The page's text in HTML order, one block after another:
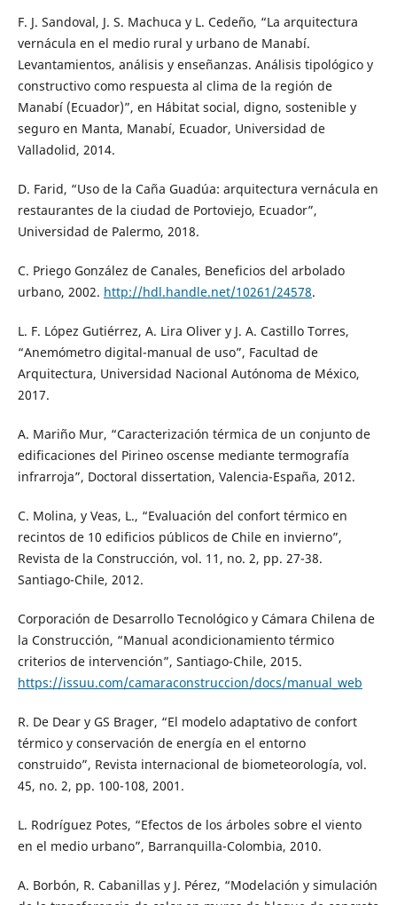
F. J. Sandoval, J. S. Machuca y L. Cedeño, “La arquitectura
vernácula en el medio rural y urbano de Manabí.
Levantamientos, análisis y enseñanzas. Análisis tipológico y
constructivo como respuesta al clima de la región de
Manabí (Ecuador)”, en Hábitat social, digno, sostenible y
seguro en Manta, Manabí, Ecuador, Universidad de
Valladolid, 2014.
D. Farid, “Uso de la Caña Guadúa: arquitectura vernácula en
restaurantes de la ciudad de Portoviejo, Ecuador”,
Universidad de Palermo, 2018.
C. Priego González de Canales, Beneficios del arbolado
urbano, 2002. http://hdl.handle.net/10261/24578.
L. F. López Gutiérrez, A. Lira Oliver y J. A. Castillo Torres,
“Anemómetro digital-manual de uso”, Facultad de
Arquitectura, Universidad Nacional Autónoma de México,
2017.
A. Mariño Mur, “Caracterización térmica de un conjunto de
edificaciones del Pirineo oscense mediante termografía
infrarroja”, Doctoral dissertation, Valencia-España, 2012.
C. Molina, y Veas, L., “Evaluación del confort térmico en
recintos de 10 edificios públicos de Chile en invierno”,
Revista de la Construcción, vol. 11, no. 2, pp. 27-38.
Santiago-Chile, 2012.
Corporación de Desarrollo Tecnológico y Cámara Chilena de
la Construcción, “Manual acondicionamiento térmico
criterios de intervención”, Santiago-Chile, 2015.
https://issuu.com/camaraconstruccion/docs/manual_web
R. De Dear y GS Brager, “El modelo adaptativo de confort
térmico y conservación de energía en el entorno
construido”, Revista internacional de biometeorología, vol.
45, no. 2, pp. 100-108, 2001.
L. Rodríguez Potes, “Efectos de los árboles sobre el viento
en el medio urbano”, Barranquilla-Colombia, 2010.
A. Borbón, R. Cabanillas y J. Pérez, “Modelación y simulación